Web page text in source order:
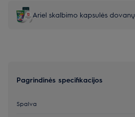
Ariel skalbimo kapsulės dovanų
Pagrindinės specifikacijos
Spalva